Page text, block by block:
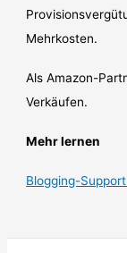
Mehrkosten.
Als Amazon-
Verkäufen.
Mehr lernen
Blogging-